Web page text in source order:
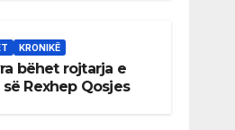
KRONIKË
bëhet rojtarja e
Rexhep Qosjes